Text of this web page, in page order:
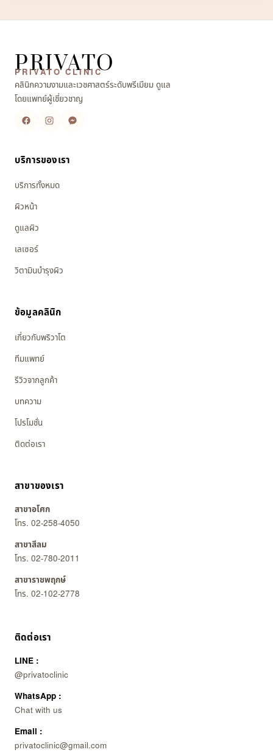
PRIVATO
PRIVATO CLINIC
คลินิกความงามและเวชศาสตร์ระดับพรีเมียม ดูแล
โดยแพทย์ผู้เชี่ยวชาญ
บริการของเรา
บริการทั้งหมด
ผิวหน้า
ดูแลผิว
เลเซอร์
วิตามินบำรุงผิว
ข้อมูลคลินิก
เกี่ยวกับพริวาโต
ทีมแพทย์
รีวิวจากลูกค้า
บทความ
โปรโมชั่น
ติดต่อเรา
สาขาของเรา
สาขาอโศก
โทร. 02-258-4050
สาขาสีลม
โทร. 02-780-2011
สาขาราชพฤกษ์
โทร. 02-102-2778
ติดต่อเรา
LINE :
@privatoclinic
WhatsApp :
Chat with us
Email :
privatoclinic@gmail.com